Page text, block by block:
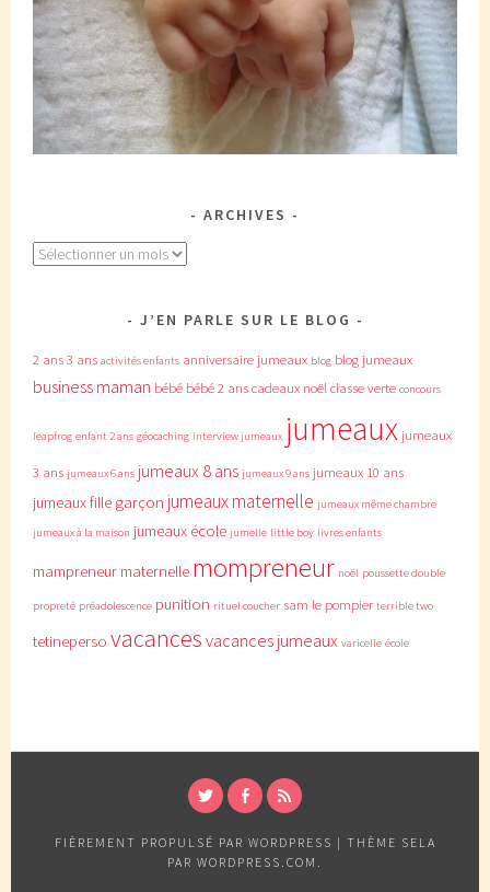
ARCHIVES
Archives
J’EN PARLE SUR LE BLOG
2 ans3 ans activités enfants anniversaire jumeaux blog blog jumeaux
business maman bébé bébé 2 anscadeaux noëlclasse verte concours
leapfrog enfant 2 ans géocaching interview jumeaux jumeaux jumeaux
3 ans jumeaux 6 ans jumeaux 8 ans jumeaux 9 ans jumeaux 10 ans
jumeaux fille garçon jumeaux maternelle jumeaux même chambre
jumeaux à la maison jumeaux école jumelle little boy livres enfants
mampreneur maternelle mompreneur noël poussette double
propreté préadolescence punition rituel coucher sam le pompier terrible two
tetineperso vacances vacances jumeaux varicelle école
FIÈREMENT PROPULSÉ PAR WORDPRESS | THÈME SELA
PAR WORDPRESS.COM .